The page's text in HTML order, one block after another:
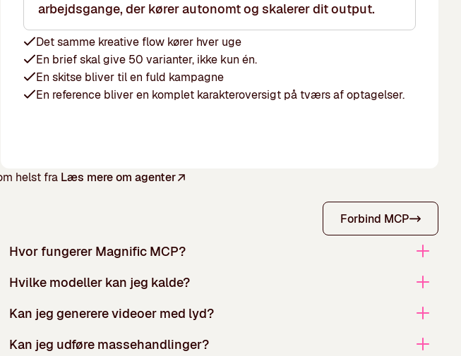
arbejdsgange, der kører autonomt og skalerer dit output.
Det samme kreative flow kører hver uge
En brief skal give 50 varianter, ikke kun én.
En skitse bliver til en fuld kampagne
En reference bliver en komplet karakteroversigt på tværs af optagelser.
helst fra Læs mere om agenter
Forbind MCP
Hvor fungerer Magnific MCP?
Hvilke modeller kan jeg kalde?
Kan jeg generere videoer med lyd?
Kan jeg udføre massehandlinger?